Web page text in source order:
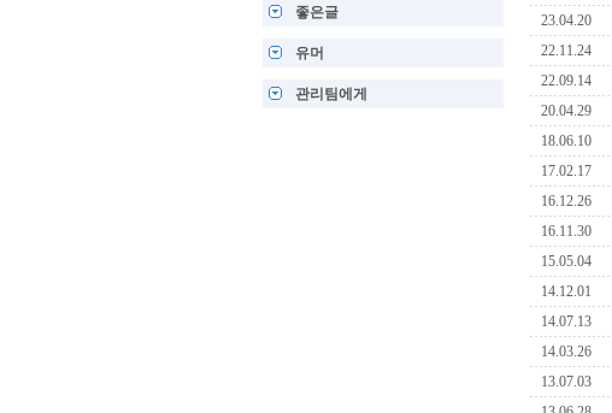
좋은글
유머
관리팀에게
23.04.20
22.11.24
22.09.14
20.04.29
18.06.10
17.02.17
16.12.26
16.11.30
15.05.04
14.12.01
14.07.13
14.03.26
13.07.03